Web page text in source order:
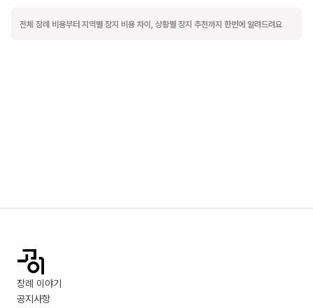
전체 장례 비용부터 지역별 장지 비용 차이, 상황별 장지 추천까지 한번에 알려드려요
장례 이야기
공지사항